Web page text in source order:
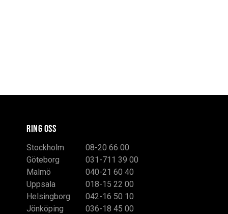
RING OSS
Stockholm
08-20 66 00
Göteborg
031-711 39 00
Malmö
040-21 60 40
Uppsala
018-15 22 00
Helsingborg
042-16 50 10
Jönköping
036-18 45 00